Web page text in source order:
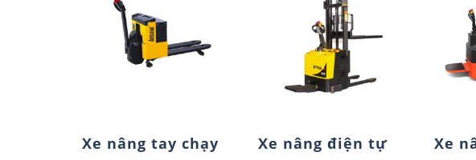
Xe nâng tay chạy
Xe nâng điện tự
Xe